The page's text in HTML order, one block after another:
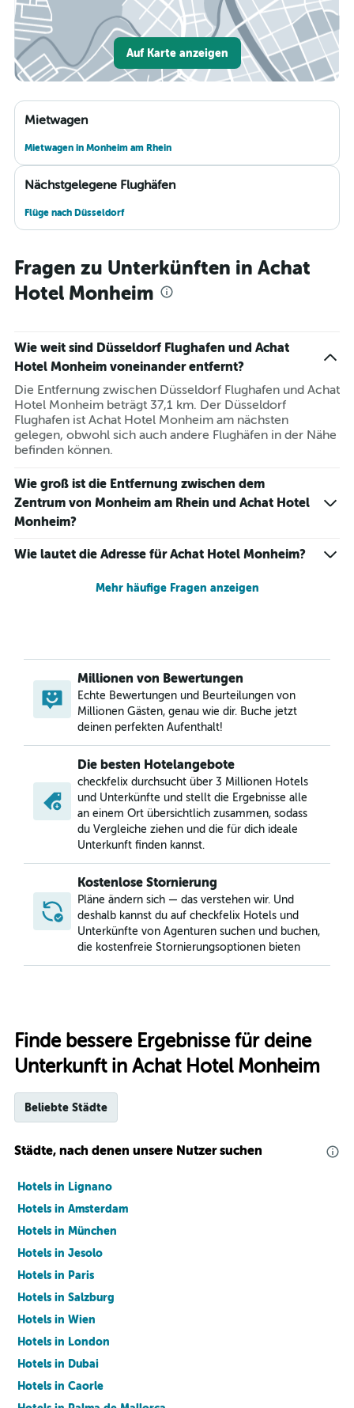
Auf Karte anzeigen
Mietwagen
Mietwagen in Monheim am Rhein
Nächstgelegene Flughäfen
Flüge nach Düsseldorf
Fragen zu Unterkünften in Achat
Hotel Monheim
Wie weit sind Düsseldorf Flughafen und Achat
Hotel Monheim voneinander entfernt?
Die Entfernung zwischen Düsseldorf Flughafen und Achat
Hotel Monheim beträgt 37,1 km. Der Düsseldorf
Flughafen ist Achat Hotel Monheim am nächsten
gelegen, obwohl sich auch andere Flughäfen in der Nähe
befinden können.
Wie groß ist die Entfernung zwischen dem
Zentrum von Monheim am Rhein und Achat Hotel
Monheim?
Wie lautet die Adresse für Achat Hotel Monheim?
Mehr häufige Fragen anzeigen
Millionen von Bewertungen
Echte Bewertungen und Beurteilungen von
Millionen Gästen, genau wie dir. Buche jetzt
deinen perfekten Aufenthalt!
Die besten Hotelangebote
checkfelix durchsucht über 3 Millionen Hotels
und Unterkünfte und stellt die Ergebnisse alle
an einem Ort übersichtlich zusammen, sodass
du Vergleiche ziehen und die für dich ideale
Unterkunft finden kannst.
Kostenlose Stornierung
Pläne ändern sich — das verstehen wir. Und
deshalb kannst du auf checkfelix Hotels und
Unterkünfte von Agenturen suchen und buchen,
die kostenfreie Stornierungsoptionen bieten
Finde bessere Ergebnisse für deine
Unterkunft in Achat Hotel Monheim
Beliebte Städte
Städte, nach denen unsere Nutzer suchen
Hotels in Lignano
Hotels in Amsterdam
Hotels in München
Hotels in Jesolo
Hotels in Paris
Hotels in Salzburg
Hotels in Wien
Hotels in London
Hotels in Dubai
Hotels in Caorle